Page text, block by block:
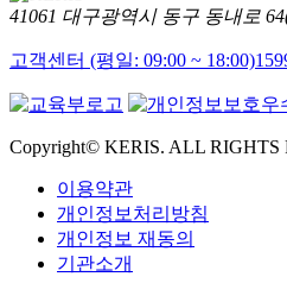
41061 대구광역시 동구 동내로
고객센터 (평일: 09:00 ~ 18:00)
Copyright© KERIS. ALL RIGHTS
이용약관
개인정보처리방침
개인정보 재동의
기관소개